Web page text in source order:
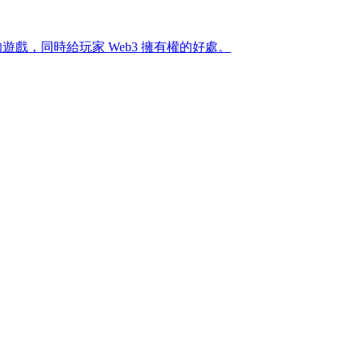
戲，同時給玩家 Web3 擁有權的好處。